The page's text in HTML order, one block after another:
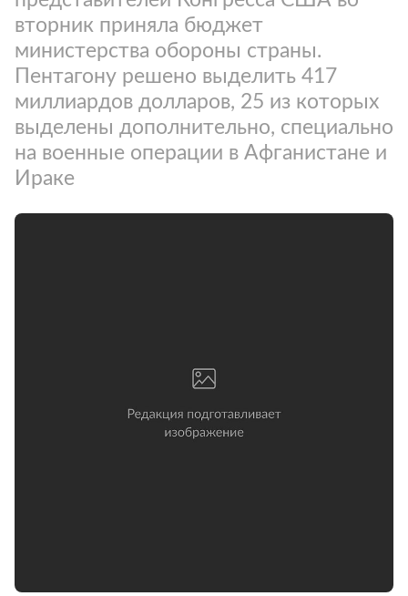
вторник приняла бюджет
министерства обороны страны.
Пентагону решено выделить 417
миллиардов долларов, 25 из которых
выделены дополнительно, специально
на военные операции в Афганистане и
Ираке